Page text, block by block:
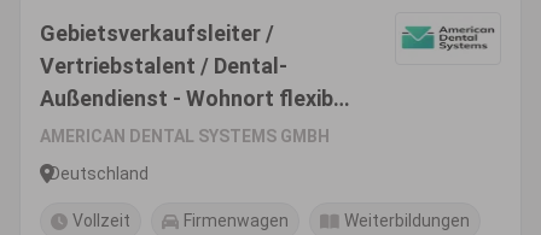
Gebietsverkaufsleiter /
Vertriebstalent / Dental-
Außendienst - Wohnort flexibel
(m/w/d)
AMERICAN DENTAL SYSTEMS GMBH
Deutschland
Vollzeit Firmenwagen Weiterbildungen